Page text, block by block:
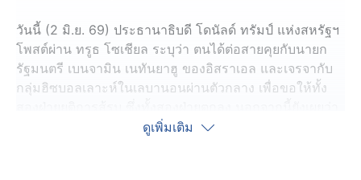
วันนี้ (2 มิ.ย. 69) ประธานาธิบดี โดนัลด์ ทรัมป์ แห่งสหรัฐฯ
โพสต์ผ่าน ทรูธ โซเชียล ระบุว่า ตนได้ต่อสายคุยกับนายก
รัฐมนตรี เบนจามิน เนทันยาฮู ของอิสราเอล และเจรจากับ
กลุ่มฮิซบอลเลาะห์ในเลบานอนผ่านตัวกลาง เพื่อขอให้ทั้ง
ความคืบหน้าข้อตกลงหยุดยิงกับอิหร่านนั้นคาดว่า ภายใน
ดูเพิ่มเติม